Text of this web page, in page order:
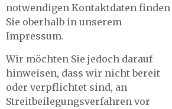
notwendigen Kontaktdaten finden
Sie oberhalb in unserem
Impressum.
Wir möchten Sie jedoch darauf
hinweisen, dass wir nicht bereit
oder verpflichtet sind, an
Streitbeilegungsverfahren vor